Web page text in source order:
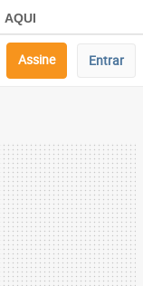
AQUI
Assine Entrar